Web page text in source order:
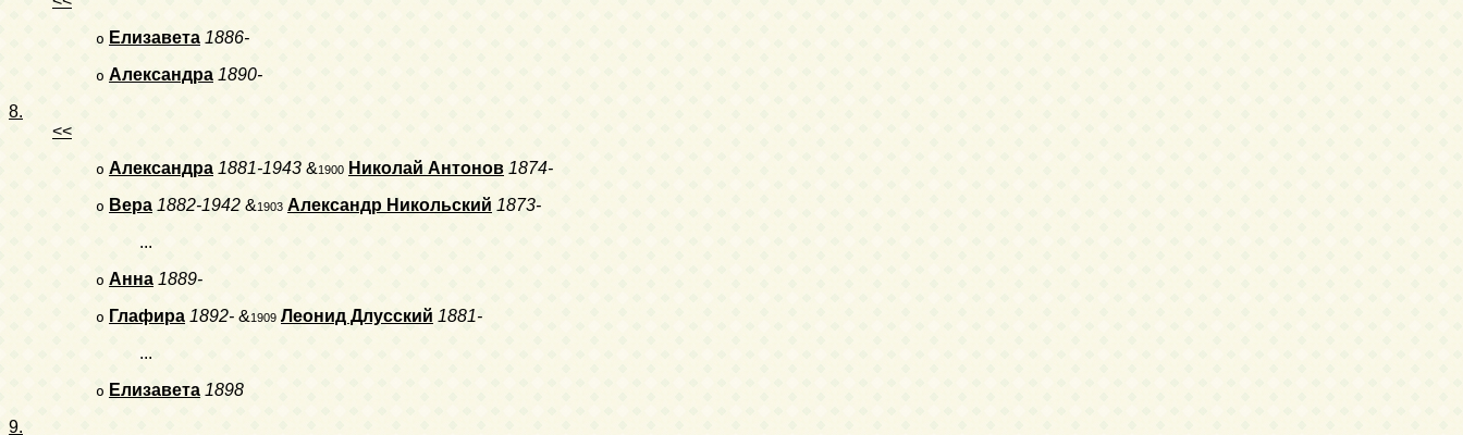
o Елизавета 1886-
o Александра 1890-
8.
<<
o Александра 1881-1943 &1900 Николай Антонов 1874-
o Вера 1882-1942 &1903 Александр Никольский 1873-
...
o Анна 1889-
o Глафира 1892- &1909 Леонид Длусский 1881-
...
o Елизавета 1898
9.